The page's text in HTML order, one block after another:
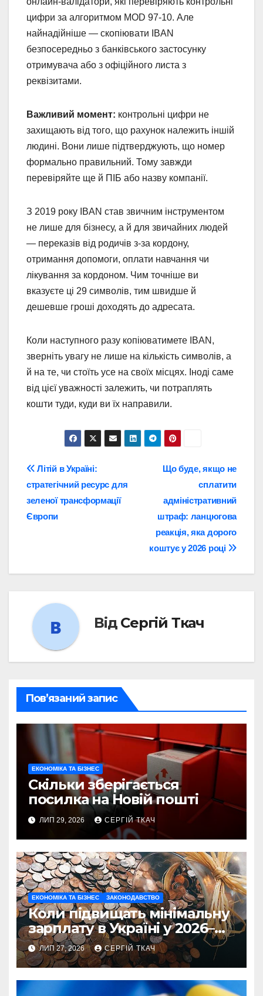
цифри за алгоритмом MOD 97-10. Але
найнадійніше — скопіювати IBAN
безпосередньо з банківського застосунку
отримувача або з офіційного листа з
реквізитами.
Важливий момент: контрольні цифри не
захищають від того, що рахунок належить іншій
людині. Вони лише підтверджують, що номер
формально правильний. Тому завжди
перевіряйте ще й ПІБ або назву компанії.
З 2019 року IBAN став звичним інструментом
не лише для бізнесу, а й для звичайних людей
— переказів від родичів з-за кордону,
отримання допомоги, оплати навчання чи
лікування за кордоном. Чим точніше ви
вказуєте ці 29 символів, тим швидше й
дешевше гроші доходять до адресата.
Коли наступного разу копіюватимете IBAN,
зверніть увагу не лише на кількість символів, а
й на те, чи стоїть усе на своїх місцях. Іноді саме
від цієї уважності залежить, чи потраплять
кошти туди, куди ви їх направили.
Навігація
записів
Що буде, якщо не
сплатити
адміністративний
штраф: ланцюгова
реакція, яка дорого
коштує у 2026 році
Літій в Україні:
стратегічний ресурс для
зеленої трансформації
Європи
Від Сергій Ткач
Пов’язаний запис
ЕКОНОМІКА ТА БІЗНЕС
Скільки зберігається
посилка на Новій пошті
ЛИП 29, 2026 СЕРГІЙ ТКАЧ
ЕКОНОМІКА ТА БІЗНЕС ЗАКОНОДАВСТВО
Коли підвищать мінімальну
зарплату в Україні у 2026–
2027 роках
ЛИП 27, 2026 СЕРГІЙ ТКАЧ